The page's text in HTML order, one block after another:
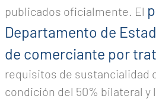
publicados oficialmente. El
Departamento de
de comerciante por
requisitos de sustancialidad
condición del 50% bilateral y